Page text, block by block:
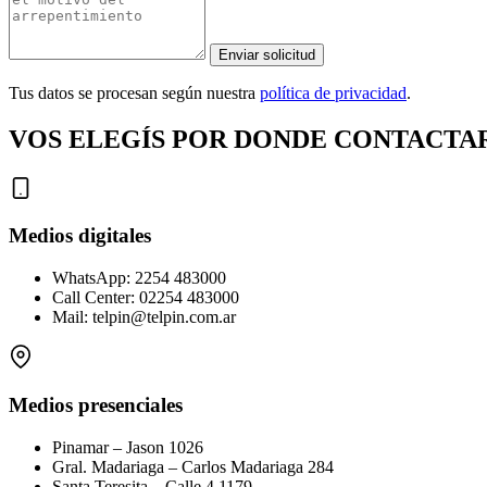
Enviar solicitud
Tus datos se procesan según nuestra política de privacidad.
VOS ELEGÍS POR DONDE
Medios digitales
WhatsApp: 2254 483000
Call Center: 02254 483000
Mail: telpin@telpin.com.ar
Medios presenciales
Pinamar – Jason 1026
Gral. Madariaga – Carlos Madariaga 284